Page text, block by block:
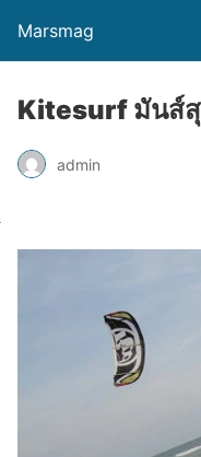
Marsmag
Kitesurf มันส์
admin